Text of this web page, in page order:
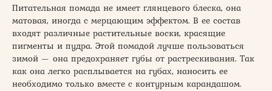
Питательная помада не имеет глянцевого блеска, она
матовая, иногда с мерцающим эффектом. В ее состав
входят различные растительные воски, красящие
пигменты и пудра. Этой помадой лучше пользоваться
зимой — она предохраняет губы от растрескивания. Так
как она легко расплывается на губах, наносить ее
необходимо только вместе с контурным карандашом.